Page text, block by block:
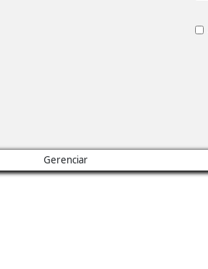
Gerenciar